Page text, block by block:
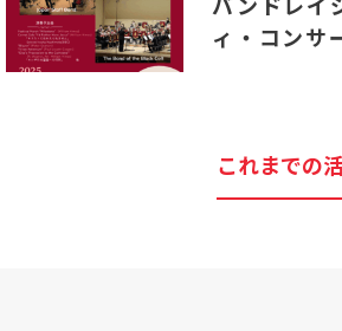
ィ・コンサ
これまでの